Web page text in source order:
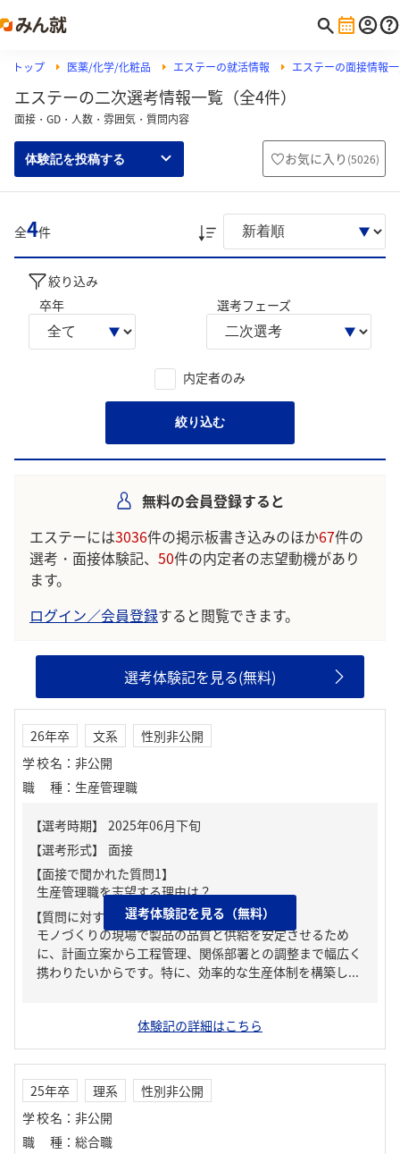
トップ 医薬/化学/化粧品 エステーの就活情報 エステーの面接情報
エステーの二次選考情報一覧（全4件）
面接・GD・人数・雰囲気・質問内容
体験記を投稿する お気に入り (5026)
全4件
絞り込み
卒年
選考フェーズ
内定者のみ
絞り込む
無料の会員登録すると
エステーには3036件の掲示板書き込みのほか67件の
選考・面接体験記、 50件の内定者の志望動機があり
ます。
ログイン／会員登録すると閲覧できます。
選考体験記を見る(無料)
26年卒 文系
性別非公開
学校名 ： 非公開
職種 ： 生産管理職
【面接で聞かれた質問1】
生産管理職を志望する理由は？
【質問に対する回答1】
モノづくりの現場で製品の品質と供給を安定させるため
に、計画立案から工程管理、関係部署との調整まで幅広く
携わりたいからです。特に、効率的な生産体制を構築し...
選考体験記を見る（無料）
体験記の詳細はこちら
25年卒 理系
性別非公開
学校名 ： 非公開
職種 ： 総合職